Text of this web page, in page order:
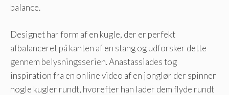
balance.
Designet har form af en kugle, der er perfekt
afbalanceret på kanten af en stang og udforsker dette
gennem belysningsserien. Anastassiades tog
inspiration fra en online video af en jonglør der spinner
nogle kugler rundt, hvorefter han lader dem flyde rundt